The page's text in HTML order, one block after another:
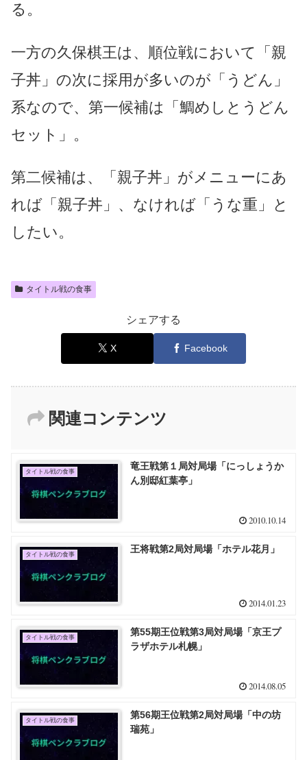
る。
一方の久保棋王は、順位戦において「親
子丼」の次に採用が多いのが「うどん」
系なので、第一候補は「鯛めしとうどん
セット」。
第二候補は、「親子丼」がメニューにあ
れば「親子丼」、なければ「うな重」と
したい。
タイトル戦の食事
シェアする
X Facebook
関連コンテンツ
タイトル戦の食事
竜王戦第１局対局場「にっしょうか
ん別邸紅葉亭」
2010.10.14
タイトル戦の食事 王将戦第2局対局場「ホテル花月」
2014.01.23
タイトル戦の食事
第55期王位戦第3局対局場「京王プ
ラザホテル札幌」
2014.08.05
タイトル戦の食事
第56期王位戦第2局対局場「中の坊
瑞苑」